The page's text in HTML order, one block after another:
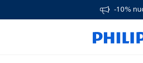
-10%